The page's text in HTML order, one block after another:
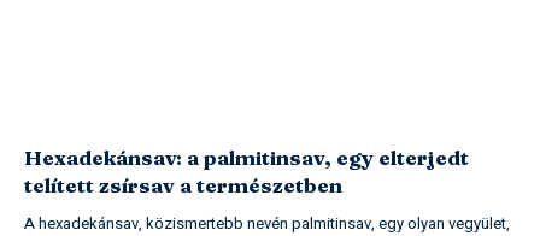
Hexadekánsav: a palmitinsav, egy elterjedt
telített zsírsav a természetben
A hexadekánsav, közismertebb nevén palmitinsav, egy olyan vegyület,